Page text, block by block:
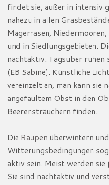
findet sie, außer in intensiv
nahezu in allen
Magerrasen,
und in Siedlungsgebieten.
nachtaktiv. Tagsüber
(EB Sabine). Künstliche
vereinzelt an, man kann sie
angefaultem Obst in den
Beerensträuchern finden.
Die Raupen überwintern
Witterungsbedingungen
aktiv sein. Meist werden sie
Sie sind nachtaktiv und